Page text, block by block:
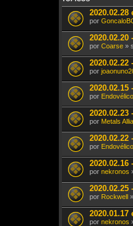
por
2020.02.20
por Coarse »
2020.02.22
por
por Endovélico
2020.02.23
por Metals
2020.02.22
por Endovélico
por nekronos
por Rockwell
2020.01.17
por nekronos